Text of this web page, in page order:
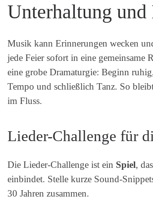
Unterhaltung und
Musik kann Erinnerungen wecken
jede Feier sofort in eine gemeinsame
eine grobe Dramaturgie: Beginn
Tempo und schließlich Tanz. So
im Fluss.
Lieder-Challenge für
Die Lieder-Challenge ist ein Spiel,
einbindet. Stelle kurze Sound-
30 Jahren zusammen.